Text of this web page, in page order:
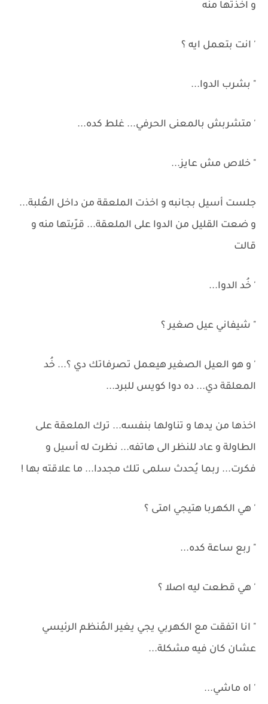
و اخذتها منه
' انت بتعمل ايه ؟
" بشرب الدوا...
' متشربش بالمعنى الحرفي... غلط كده...
" خلاص مش عايز...
جلست أسيل بجانبه و اخذت الملعقة من داخل العُلبة...
و ضعت القليل من الدوا على الملعقة... قرّبتها منه و
قالت
' خُد الدوا...
" شيفاني عيل صغير ؟
' و هو العيل الصغير هيعمل تصرفاتك دي ؟... خُد
المعلقة دي... ده دوا كويس للبرد...
اخذها من يدها و تناولها بنفسه... ترك الملعقة على
الطاولة و عاد للنظر الى هاتفه... نظرت له أسيل و
فكرت... ربما يُحدث سلمى تلك مجددا... ما علاقته بها !
' هي الكهربا هتيجي امتى ؟
" ربع ساعة كده...
' هي قطعت ليه اصلا ؟
" انا اتفقت مع الكهربي يجي يغير المُنظم الرئيسي
عشان كان فيه مشكلة...
' اه ماشي...